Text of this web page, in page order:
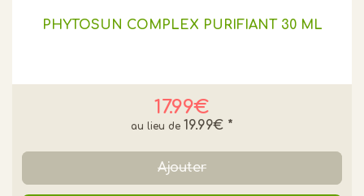
PHYTOSUN COMPLEX PURIFIANT 30 ML
17.99€
19.99€ *
Ajouter